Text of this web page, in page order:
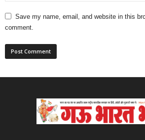
Save my name, email, and website in this
comment.